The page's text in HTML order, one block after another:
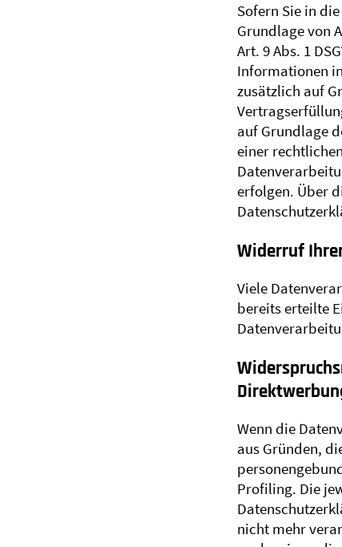
Sofern Sie in
Grundlage von
Art. 9 Abs. 1
Informationen
zusätzlich auf
auf Grundlage
einer
erfolgen. Über
Widerruf
Viele
bereits erteilte
Wenn die
aus Gründen,
Profiling. Die
nicht mehr